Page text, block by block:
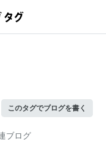
このタグでブログを書く
ブログ